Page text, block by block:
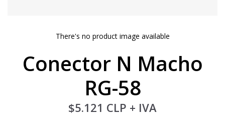
There's no product image available
Conector N Macho
RG-58
$5.121 CLP + IVA